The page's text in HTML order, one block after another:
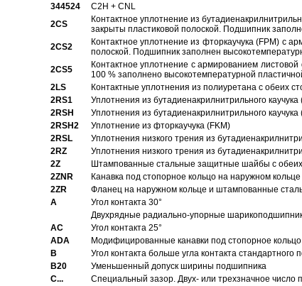
344524
C2H + CNL
2CS
Контактное уплотнение из
закрыты пластиковой полоской. Подшипник
2CS2
Контактное уплотнение из фторкаучука (FPM) с
полоской. Подшипник заполнен
2CS5
Контактное уплотнение с армированием
100 % заполнено высокотемпературной
2LS
Контактные уплотнения из полиуретана с обеих
2RS1
Уплотнения из бутадиенакрилнитрильного
2RSH
Уплотнения из бутадиенакрилнитрильного
2RSH2
Уплотнение из фторкаучука (FKM)
2RSL
Уплотнения низкого трения из
2RZ
Уплотнения низкого трения из
2Z
Штампованные стальные защитные шайбы с
2ZNR
Канавка под стопорное кольцо на наружном
2ZR
Фланец на наружном кольце и штампованные
A
Угол контакта 30°
Двухрядные радиально-упорные
AC
Угол контакта 25°
ADA
Модифицированные канавки под стопорное
B
Угол контакта больше угла контакта стандартного
B20
Уменьшенный допуск ширины подшипника
C...
Специальный зазор. Двух- или трехзначное число